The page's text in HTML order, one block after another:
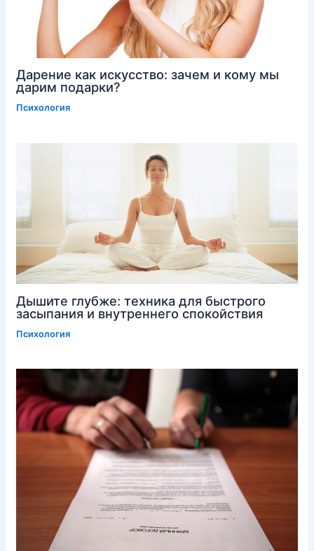
Дарение как искусство: зачем и кому мы
дарим подарки?
Психология
Дышите глубже: техника для быстрого
засыпания и внутреннего спокойствия
Психология